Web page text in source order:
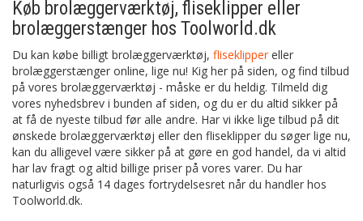
Køb brolæggerværktøj, fliseklipper eller
brolæggerstænger hos Toolworld.dk
Du kan købe billigt brolæggerværktøj, fliseklipper eller
brolæggerstænger online, lige nu! Kig her på siden, og find tilbud
på vores brolæggerværktøj - måske er du heldig. Tilmeld dig
vores nyhedsbrev i bunden af siden, og du er du altid sikker på
at få de nyeste tilbud før alle andre. Har vi ikke lige tilbud på dit
ønskede brolæggerværktøj eller den fliseklipper du søger lige nu,
kan du alligevel være sikker på at gøre en god handel, da vi altid
har lav fragt og altid billige priser på vores varer. Du har
naturligvis også 14 dages fortrydelsesret når du handler hos
Toolworld.dk.